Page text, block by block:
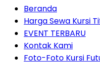
Beranda
Harga Sewa Kursi
EVENT TERBARU
Kontak Kami
Foto-Foto Kursi